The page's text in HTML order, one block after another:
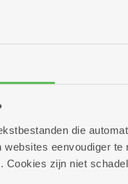
die
websites eenvoudiger
Cookies zijn niet